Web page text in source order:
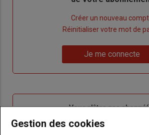
Créer un nouveau
de
Réinitialiser votre mot de
me
Je me connecte
Sous-
Vous n'êtes pas
TITRE CRÉEZ UN
Gestion des cookies